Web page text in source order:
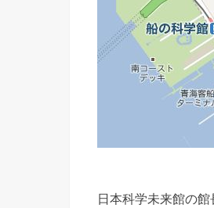
日本科学未来館の